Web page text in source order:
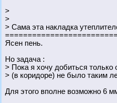
>
>
> Сама эта накладка
Ясен пень.
Но задача :
> Пока я хочу добиться только
> (в коридоре) не было таким
Для этого вполне возможно 6